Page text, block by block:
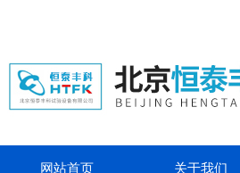
网站首页 关于我们